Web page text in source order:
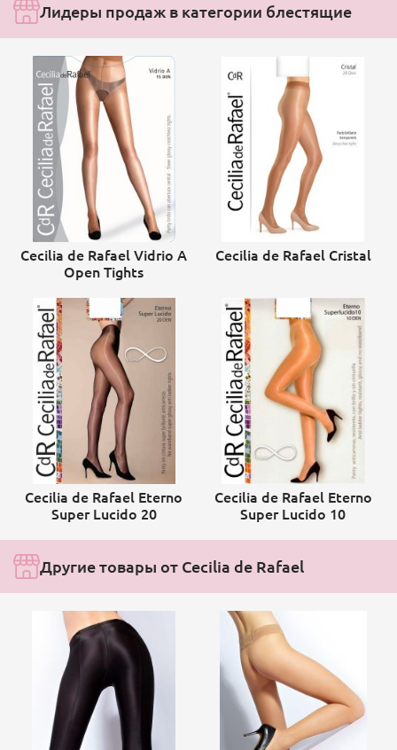
Лидеры продаж в категории блестящие
Cecilia de Rafael Vidrio A
Open Tights
Cecilia de Rafael Cristal
Cecilia de Rafael Eterno
Super Lucido 20
Cecilia de Rafael Eterno
Super Lucido 10
Другие товары от Cecilia de Rafael